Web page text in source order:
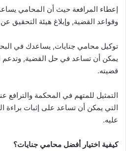
إعطاء المرافعة حيث أن المحامي
وقواعد القضية, وإبلاغ هيئة التحقيق
توكيل محامي جنايات, يساعدك في
يمكن أن تساعد في حل القضية, وتدعم
قضيته.
التمثيل للمتهم في المحكمة والترافع
التي يمكن أن تساعد على إثبات براءة
عليه.
كيفية اختيار أفضل محامي جنايات؟